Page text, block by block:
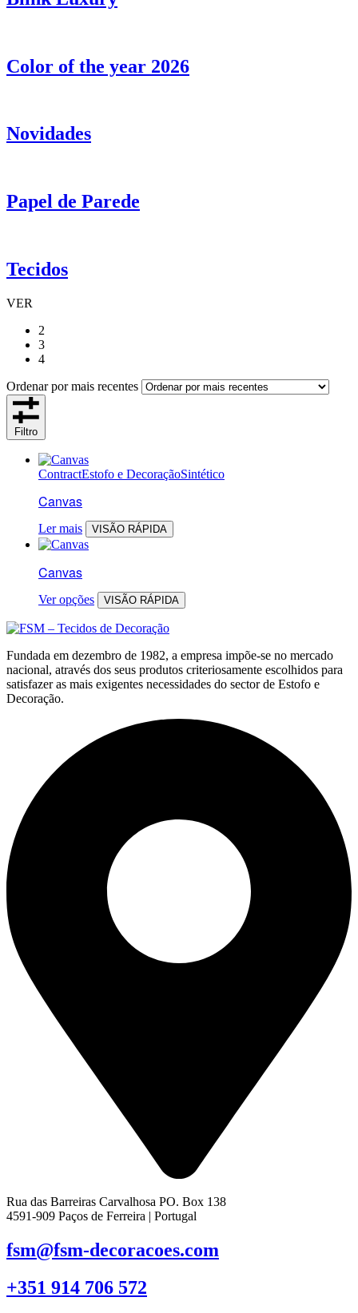
Color of the year 2026
Novidades
Papel de Parede
Tecidos
VER
2
3
4
Ordenar por mais recentes
Filtro
ContractEstofo e DecoraçãoSintético
Canvas
Ler mais VISÃO RÁPIDA
Canvas
Ver opções VISÃO RÁPIDA
Fundada em dezembro de 1982, a empresa impõe-se no mercado
nacional, através dos seus produtos criteriosamente escolhidos para
satisfazer as mais exigentes necessidades do sector de Estofo e
Decoração.
Rua das Barreiras Carvalhosa PO. Box 138
4591-909 Paços de Ferreira | Portugal
fsm@fsm-decoracoes.com
+351 914 706 572